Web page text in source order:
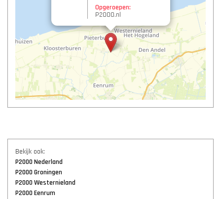
Opgeroepen:
P2000.nl
Bekijk ook:
P2000 Nederland
P2000 Groningen
P2000 Westernieland
P2000 Eenrum